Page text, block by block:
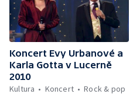
Koncert Evy Urbanové a
Karla Gotta v Lucerně
2010
Kultura
Koncert Rock & pop